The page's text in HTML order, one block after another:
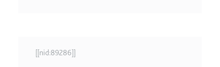
Zweck:
Wird verwendet, um die
[[nid:89286]]